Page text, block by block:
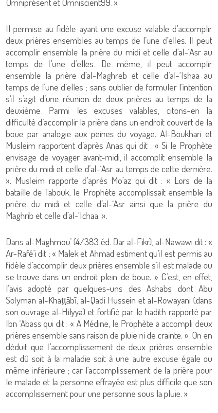
Il permise au fidèle ayant une excuse valable d’accomplir
deux prières ensembles au temps de l’une d’elles. Il peut
accomplir ensemble la prière du midi et celle d’al-‘Asr au
temps de l’une d’elles. De même, il peut accomplir
ensemble la prière d’al-Maghreb et celle d’al-‘Ishaa au
temps de l’une d’elles ; sans oublier de formuler l’intention
s’il s’agit d’une réunion de deux prières au temps de la
deuxième. Parmi les excuses valables, citons-en la
difficulté d’accomplir la prière dans un endroit couvert de la
boue par analogie aux peines du voyage. Al-Boukhari et
Musleim rapportent d’après Anas qui dit : « Si le Prophète
envisage de voyager avant-midi, il accomplit ensemble la
prière du midi et celle d’al-‘Asr au temps de cette dernière.
». Musleim rapporte d’après Mo’az qui dit : « Lors de la
bataille de Tabouk, le Prophète accomplissait ensemble la
prière du midi et celle d’al-‘Asr ainsi que la prière du
Maghrib et celle d’al-‘Ichaa. ».
Dans al-Maghmou’ (4/383 éd. Dar al-Fikr), al-Nawawi dit : «
Ar-Rafé’i dit : « Malek et Ahmad estiment qu’il est permis au
fidèle d’accomplir deux prières ensemble s’il est malade ou
se trouve dans un endroit plein de boue. » C’est, en effet,
l’avis adopté par quelques-uns des Ashabs dont Abu
Solyman al-Khaṭṭābī, al-Qadi Hussein et al-Rowayani (dans
son ouvrage al-Hilyya) et fortifié par le hadith rapporté par
Ibn ‘Abass qui dit : « A Médine, le Prophète a accompli deux
prières ensemble sans raison de pluie ni de crainte. ». On en
déduit que l’accomplissement de deux prières ensemble
est dû soit à la maladie soit à une autre excuse égale ou
même inférieure ; car l’accomplissement de la prière pour
le malade et la personne effrayée est plus difficile que son
accomplissement pour une personne sous la pluie. »